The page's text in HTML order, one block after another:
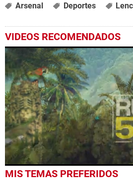
Arsenal Deportes
VIDEOS RECOMENDADOS
0
seconds
MIS TEMAS PREFERIDOS